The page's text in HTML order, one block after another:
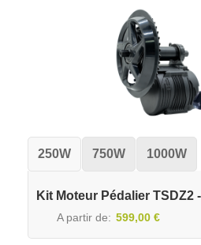
250W 750W 1000W
Kit Moteur Pédalier TSDZ2
A partir de 599,00 €